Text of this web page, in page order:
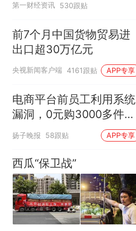
第一财经资讯 530跟贴
前7个月中国货物贸易进
出口超30万亿元
央视新闻客户端 4161跟贴 APP专享
电商平台前员工利用系统
漏洞，0元购3000多件家
扬子晚报 58跟贴 APP专享
西瓜“保卫战”